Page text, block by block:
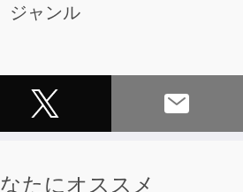
ドキャスト・ラジオを活用。
ランニング・散歩・入浴・就寝前
ジャンル
たにオススメ